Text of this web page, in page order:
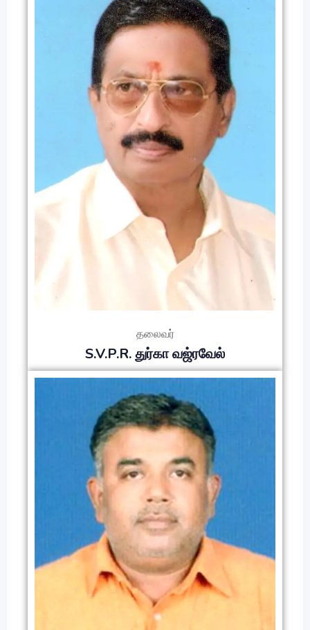
தலைவர்
S.V.P.R. துர்கா வஜ்ரவேல்